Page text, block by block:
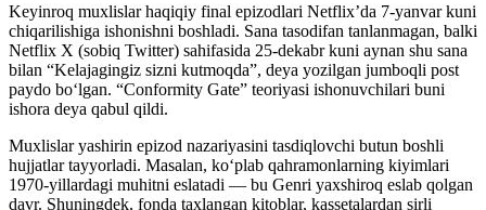
Keyinroq muxlislar haqiqiy final epizodlari Netflix’da 7-yanvar kuni
chiqarilishiga ishonishni boshladi. Sana tasodifan tanlanmagan, balki
Netflix X (sobiq Twitter) sahifasida 25-dekabr kuni aynan shu sana
bilan “Kelajagingiz sizni kutmoqda”, deya yozilgan jumboqli post
paydo bo‘lgan. “Conformity Gate” teoriyasi ishonuvchilari buni
ishora deya qabul qildi.
Muxlislar yashirin epizod nazariyasini tasdiqlovchi butun boshli
hujjatlar tayyorladi. Masalan, ko‘plab qahramonlarning kiyimlari
1970-yillardagi muhitni eslatadi — bu Genri yaxshiroq eslab qolgan
davr. Shuningdek, fonda taxlangan kitoblar, kassetalardan sirli